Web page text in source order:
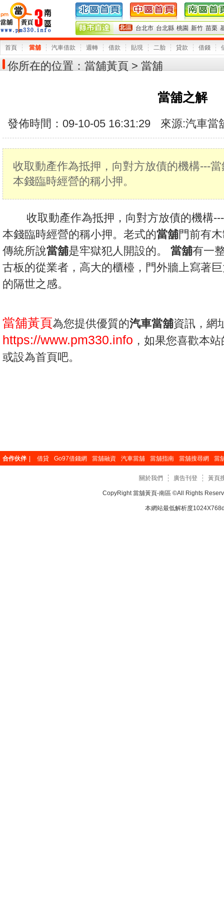
台北市 台北縣 桃園 新竹 苗栗
首頁 當舖 汽車借款 週轉 借款 貼現 二胎 貸款 借錢
你所在的位置： 當舖黃頁 > 當舖
當舖之解
發佈時間：09-10-05 16:31:29 來源:汽車當
收取動產作為抵押，向對方放債的機構---
本錢臨時經營的稱小押。
收取動產作為抵押，向對方放債的機構---
本錢臨時經營的稱小押。老式的當舖門前有
傳統所說當舖是牢獄犯人開設的。 當舖有一
古板的從業者，高大的櫃檯，門外牆上寫著
的隔世之感。
當舖黃頁為您提供優質的汽車當舖資訊，網
https://www.pm330.info ，如果您喜歡本
或設為首頁吧。
合作伙伴 借貸 Go97借錢網 當舖融資 汽車當舖 當舖指南 當舖搜尋網 當
關於我們 廣告刊登 黃頁
CopyRight當舖黃頁-南區 ©All Rights
本網站最低解析度